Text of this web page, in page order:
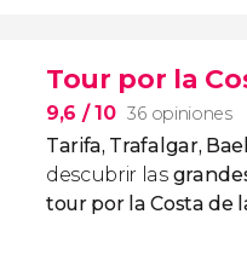
Tour por la
9,6 / 10 36 opiniones
Tarifa, Trafalgar,
descubrir las
tour por la Costa de